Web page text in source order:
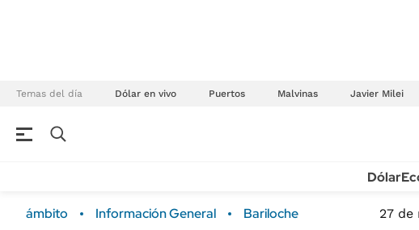
Temas del día Dólar en vivo Puertos Malvinas Javier Milei
Dólar
ámbito Información General Bariloche 27 de